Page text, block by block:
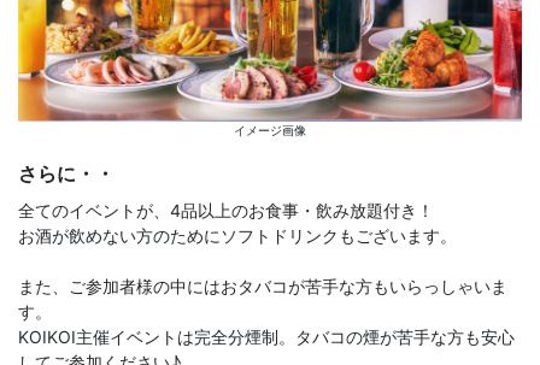
イメージ画像
さらに・・
全てのイベントが、4品以上のお食事・飲み放題付き！
お酒が飲めない方のためにソフトドリンクもございます。
また、ご参加者様の中にはおタバコが苦手な方もいらっしゃいま
す。
KOIKOI主催イベントは完全分煙制。タバコの煙が苦手な方も安心